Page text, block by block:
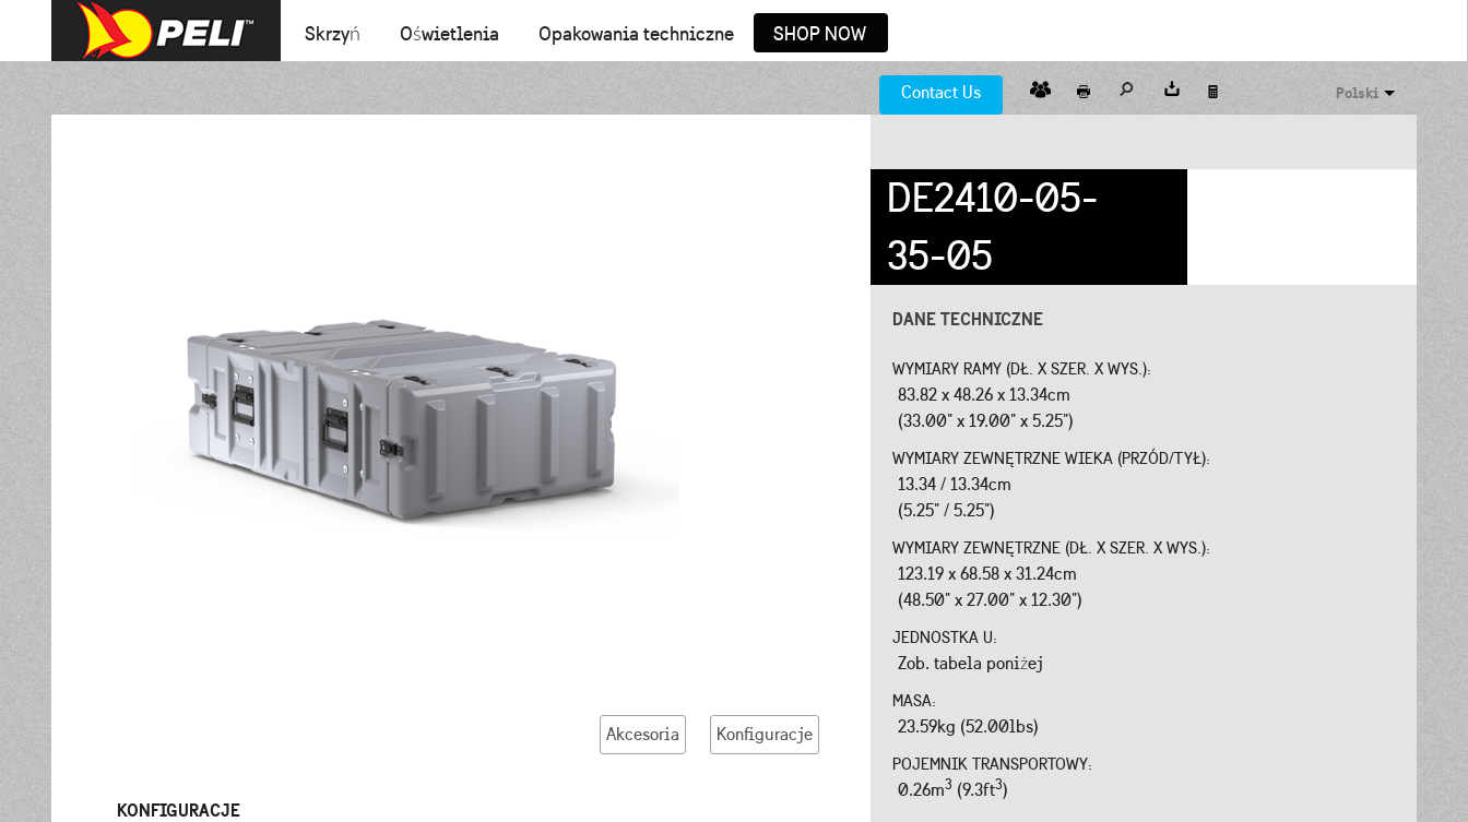
Skrzyń Oświetlenia Opakowania techniczne SHOP NOW
Contact Us Polski
Akcesoria Konfiguracje
KONFIGURACJE
DE2410-05-
35-05
DANE TECHNICZNE
WYMIARY RAMY (DŁ. X SZER. X WYS.):
83.82 x 48.26 x 13.34cm
(33.00" x 19.00" x 5.25")
WYMIARY ZEWNĘTRZNE WIEKA (PRZÓD/TYŁ):
13.34 / 13.34cm
(5.25" / 5.25")
WYMIARY ZEWNĘTRZNE (DŁ. X SZER. X WYS.):
123.19 x 68.58 x 31.24cm
(48.50" x 27.00" x 12.30")
JEDNOSTKA U:
Zob. tabela poniżej
MASA:
23.59kg (52.00lbs)
POJEMNIK TRANSPORTOWY:
0.26m3 (9.3ft3)